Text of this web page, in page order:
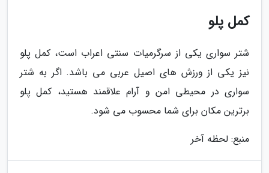
کمل پلو
شتر سواری یکی از سرگرمیات سنتی اعراب است، کمل پلو
نیز یکی از ورزش های اصیل عربی می باشد. اگر به شتر
سواری در محیطی امن و آرام علاقمند هستید، کمل پلو
برترین مکان برای شما محسوب می شود.
منبع: لحظه آخر